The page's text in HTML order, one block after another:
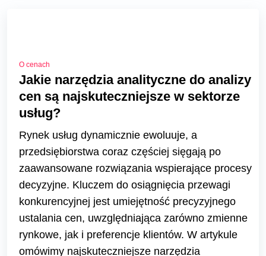
O cenach
Jakie narzędzia analityczne do analizy
cen są najskuteczniejsze w sektorze
usług?
Rynek usług dynamicznie ewoluuje, a
przedsiębiorstwa coraz częściej sięgają po
zaawansowane rozwiązania wspierające procesy
decyzyjne. Kluczem do osiągnięcia przewagi
konkurencyjnej jest umiejętność precyzyjnego
ustalania cen, uwzględniająca zarówno zmienne
rynkowe, jak i preferencje klientów. W artykule
omówimy najskuteczniejsze narzędzia